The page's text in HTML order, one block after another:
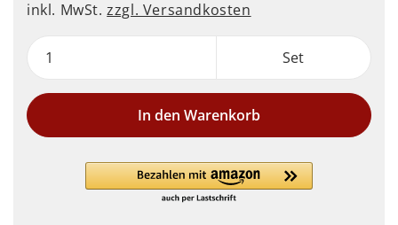
inkl. MwSt.zzgl. Versandkosten
Set
In den Warenkorb